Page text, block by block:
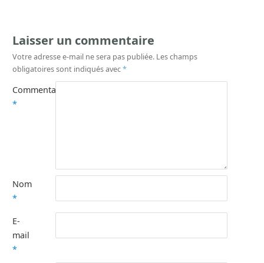
Laisser un commentaire
Votre adresse e-mail ne sera pas publiée. Les champs
obligatoires sont indiqués avec*
Commentaire
*
Nom
*
E-
mail
*